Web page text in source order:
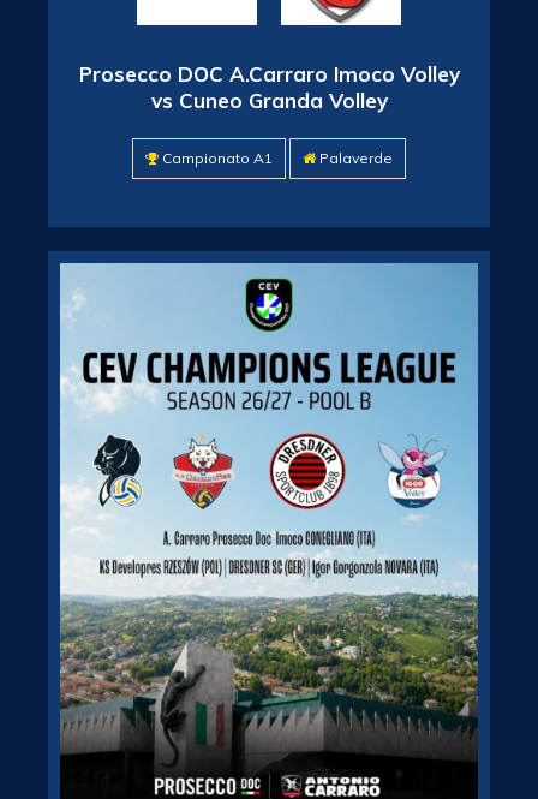
Prosecco DOC A.Carraro Imoco Volley
vs Cuneo Granda Volley
Campionato A1 Palaverde